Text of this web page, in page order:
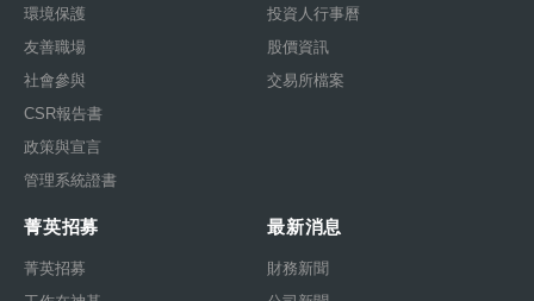
環境保護
友善職場
社會參與
CSR報告書
政策與宣言
管理系統證書
投資人行事曆
股價資訊
交易所檔案
菁英招募
菁英招募
最新消息
財務新聞